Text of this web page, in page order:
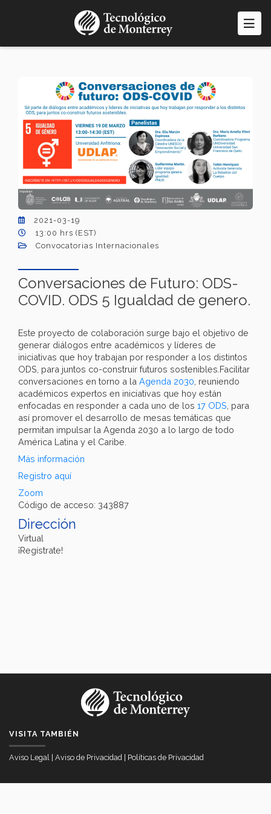
2021-03-19
13:00 hrs (EST)
Convocatorias Internacionales
Conversaciones de Futuro: ODS-
COVID. ODS 5 Igualdad de genero.
Este proyecto de colaboración surge bajo el objetivo de
generar diálogos entre académicos y líderes de
iniciativas que hoy trabajan por responder a los distintos
ODS, para juntos co-construir futuros sostenibles.Facilitar
conversaciones en torno a la Agenda 2030 , reuniendo
académicos expertos en iniciativas que hoy están
enfocadas en responder a cada uno de los 17 ODS , para
así promover el desarrollo de mesas temáticas que
permitan impulsar la Agenda 2030 a lo largo de todo
América Latina y el Caribe.
Más información
Registro aquí
Zoom
Código de acceso: 343887
Dirección
Virtual
¡Regístrate!
VISITA TAMBIÉN
Aviso Legal Aviso de Privacidad Políticas de Privacidad